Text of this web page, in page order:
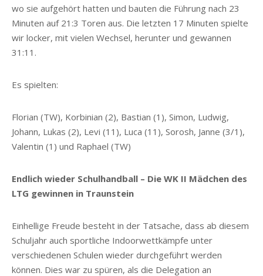
wo sie aufgehört hatten und bauten die Führung nach 23
Minuten auf 21:3 Toren aus. Die letzten 17 Minuten spielte
wir locker, mit vielen Wechsel, herunter und gewannen
31:11.
Es spielten:
Florian (TW), Korbinian (2), Bastian (1), Simon, Ludwig,
Johann, Lukas (2), Levi (11), Luca (11), Sorosh, Janne (3/1),
Valentin (1) und Raphael (TW)
Endlich wieder Schulhandball – Die WK II Mädchen des
LTG gewinnen in Traunstein
Einhellige Freude besteht in der Tatsache, dass ab diesem
Schuljahr auch sportliche Indoorwettkämpfe unter
verschiedenen Schulen wieder durchgeführt werden
können. Dies war zu spüren, als die Delegation an